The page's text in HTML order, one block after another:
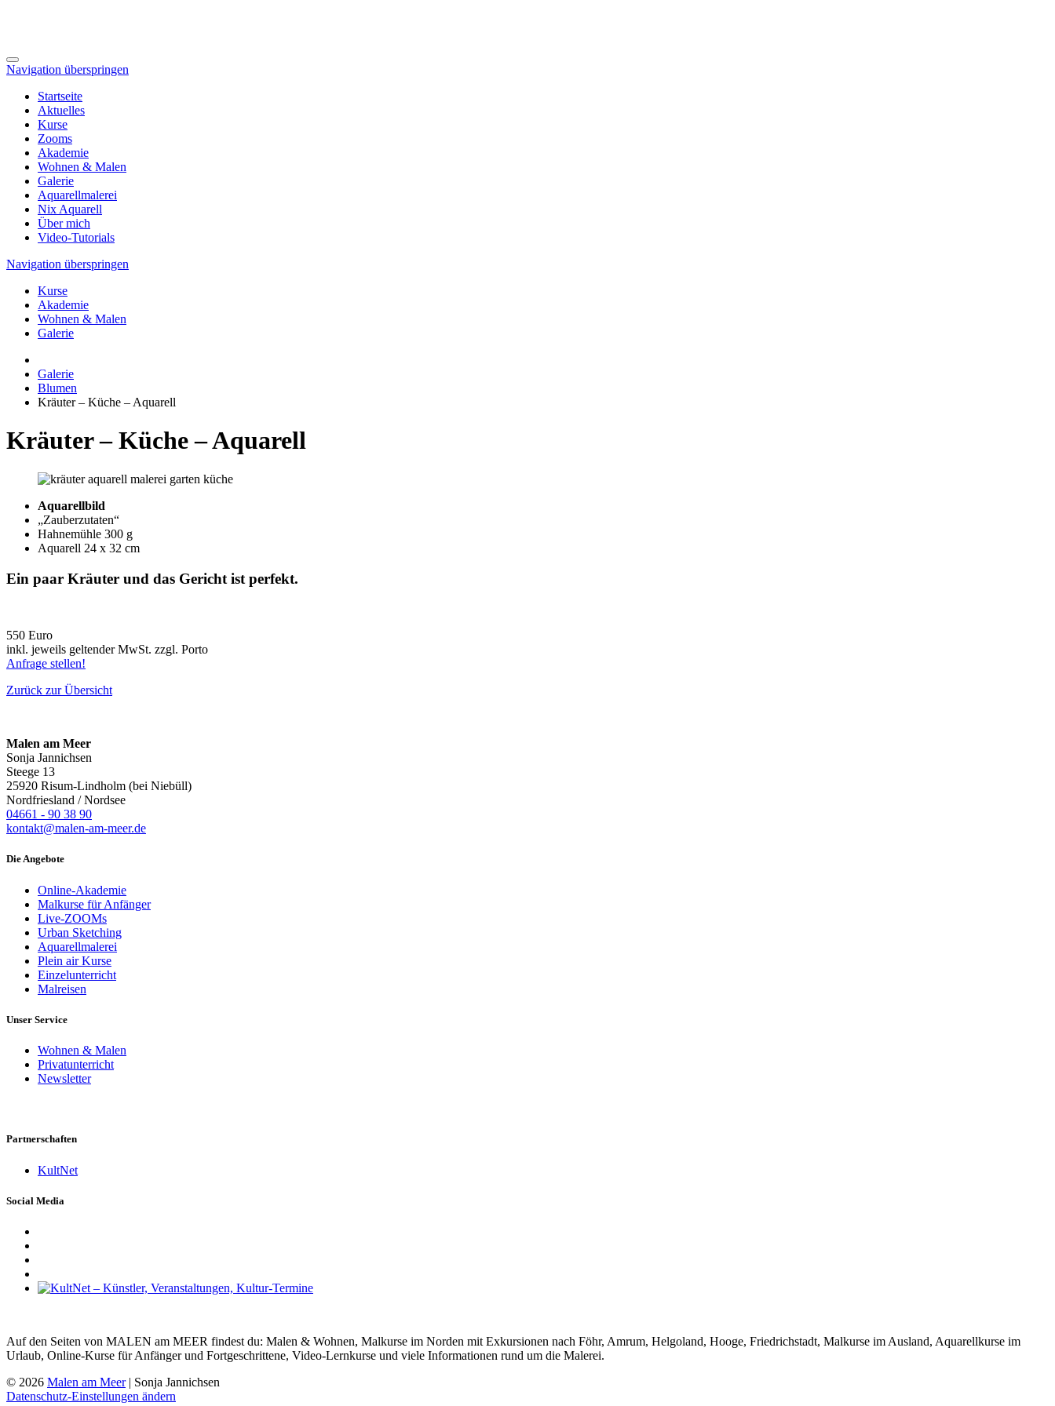
Navigation überspringen
Startseite
Aktuelles
Kurse
Zooms
Akademie
Wohnen & Malen
Galerie
Aquarellmalerei
Nix Aquarell
Über mich
Video-Tutorials
Navigation überspringen
Kurse
Akademie
Wohnen & Malen
Galerie
Galerie
Blumen
Kräuter – Küche – Aquarell
Kräuter – Küche – Aquarell
Aquarellbild
„Zauberzutaten“
Hahnemühle 300 g
Aquarell 24 x 32 cm
Ein paar Kräuter und das Gericht ist perfekt.
550 Euro
inkl. jeweils geltender MwSt. zzgl. Porto
Anfrage stellen!
Zurück zur Übersicht
Malen am Meer
Sonja Jannichsen
Steege 13
25920 Risum-Lindholm (bei Niebüll)
Nordfriesland / Nordsee
04661 - 90 38 90
kontakt@malen-am-meer.de
Die Angebote
Online-Akademie
Malkurse für Anfänger
Live-ZOOMs
Urban Sketching
Aquarellmalerei
Plein air Kurse
Einzelunterricht
Malreisen
Unser Service
Wohnen & Malen
Privatunterricht
Newsletter
Partnerschaften
KultNet
Social Media
Auf den Seiten von MALEN am MEER findest du: Malen & Wohnen, Malkurse im Norden mit Exkursionen nach Föhr, Amrum, Helgoland, Hooge, Friedrichstadt, Malkurse im Ausland, Aquarellkurse im
Urlaub, Online-Kurse für Anfänger und Fortgeschrittene, Video-Lernkurse und viele Informationen rund um die Malerei.
© 2026 Malen am Meer| Sonja Jannichsen
Datenschutz-Einstellungen ändern